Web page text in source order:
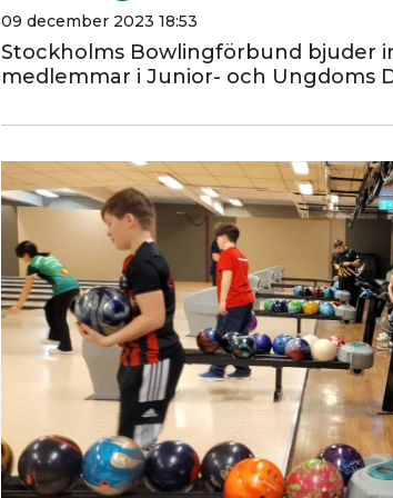
09 december 2023 18:53
Stockholms Bowlingförbund bjuder
medlemmar i Junior- och Ungdoms